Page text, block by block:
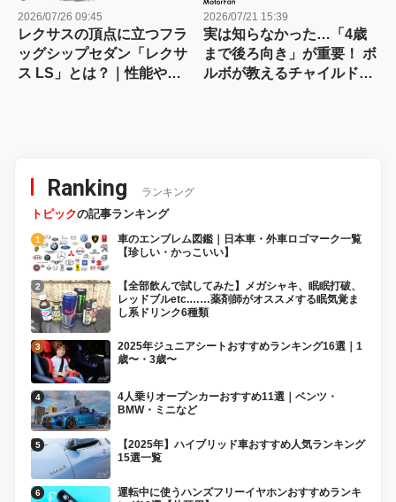
2026/07/26 09:45
レクサスの頂点に立つフラ
ッグシップセダン「レクサ
ス LS」とは？｜性能や特
2026/07/21 15:39
実は知らなかった…「4歳
まで後ろ向き」が重要！ ボ
ルボが教えるチャイルドシ
Ranking ランキング
トピックの記事ランキング
車のエンブレム図鑑｜日本車・外車ロゴマーク一覧
【珍しい・かっこいい】
【全部飲んで試してみた】メガシャキ、眠眠打破、
レッドブルetc.……薬剤師がオススメする眠気覚ま
し系ドリンク6種類
2025年ジュニアシートおすすめランキング16選｜1
歳〜・3歳〜
4人乗りオープンカーおすすめ11選｜ベンツ・
BMW・ミニなど
【2025年】ハイブリッド車おすすめ人気ランキング
15選一覧
運転中に使うハンズフリーイヤホンおすすめランキ